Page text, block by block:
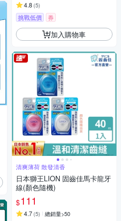
4.8 (5)
挑戰低價 券
加入購物車
清爽薄荷 散發清香
日本獅王LION 固齒佳馬卡龍牙
線(顏色隨機)
$111
4.7(5) 總銷量>50